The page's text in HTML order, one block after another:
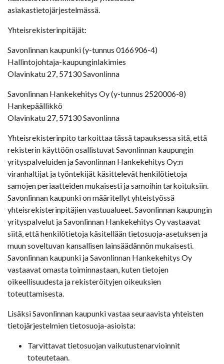
asiakastietojärjestelmässä.
Yhteisrekisterinpitäjät:
Savonlinnan kaupunki (y-tunnus 0166906-4)
Hallintojohtaja-kaupunginlakimies
Olavinkatu 27, 57130 Savonlinna
Savonlinnan Hankekehitys Oy (y-tunnus 2520006-8)
Hankepäällikkö
Olavinkatu 27, 57130 Savonlinna
Yhteisrekisterinpito tarkoittaa tässä tapauksessa sitä, että
rekisterin käyttöön osallistuvat Savonlinnan kaupungin
yrityspalveluiden ja Savonlinnan Hankekehitys Oy:n
viranhaltijat ja työntekijät käsittelevät henkilötietoja
samojen periaatteiden mukaisesti ja samoihin tarkoituksiin.
Savonlinnan kaupunki on määritellyt yhteistyössä
yhteisrekisterinpitäjien vastuualueet. Savonlinnan kaupungin
yrityspalvelut ja Savonlinnan Hankekehitys Oy vastaavat
siitä, että henkilötietoja käsitellään tietosuoja-asetuksen ja
muun soveltuvan kansallisen lainsäädännön mukaisesti.
Savonlinnan kaupunki ja Savonlinnan Hankekehitys Oy
vastaavat omasta toiminnastaan, kuten tietojen
oikeellisuudesta ja rekisteröityjen oikeuksien
toteuttamisesta.
Lisäksi Savonlinnan kaupunki vastaa seuraavista yhteisten
tietojärjestelmien tietosuoja-asioista:
Tarvittavat tietosuojan vaikutustenarvioinnit
toteutetaan.